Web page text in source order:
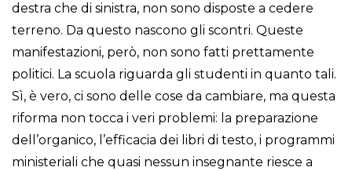
destra che di sinistra, non sono disposte a cedere
terreno. Da questo nascono gli scontri. Queste
manifestazioni, però, non sono fatti prettamente
politici. La scuola riguarda gli studenti in quanto tali.
Sì, è vero, ci sono delle cose da cambiare, ma questa
riforma non tocca i veri problemi: la preparazione
dell’organico, l’efficacia dei libri di testo, i programmi
ministeriali che quasi nessun insegnante riesce a